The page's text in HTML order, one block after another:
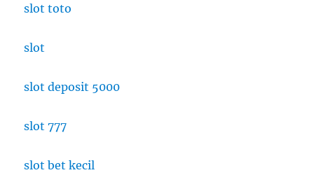
slot toto
slot
slot deposit 5000
slot 777
slot bet kecil